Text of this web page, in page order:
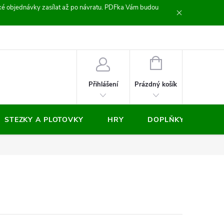
objednávky zasílat až po návratu. PDFka Vám budou
Přihlášení
NÁKUPNÍ
Prázdný košík
STEZKY A PLOTOVKY HRY DOPLŇKY